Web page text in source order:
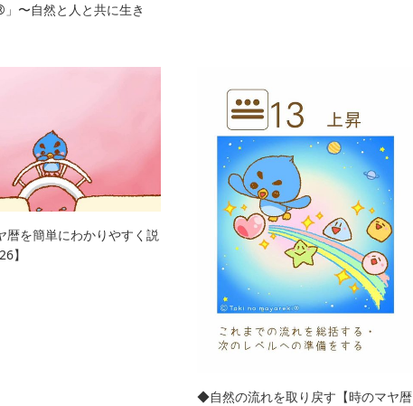
〜自然と人と共に生き
暦を簡単にわかりやすく説
】
◆自然の流れを取り戻す【時のマヤ暦